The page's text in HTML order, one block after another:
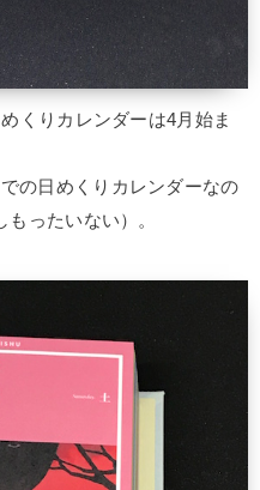
くりカレンダーは4月始ま
の日めくりカレンダーなの
ったいない）。